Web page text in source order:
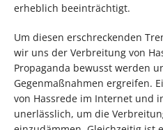
erheblich beeinträchtigt.
Um diesen erschreckenden
wir uns der Verbreitung von
Propaganda bewusst werden
Gegenmaßnahmen ergreifen.
von Hassrede im Internet und
unerlässlich, um die